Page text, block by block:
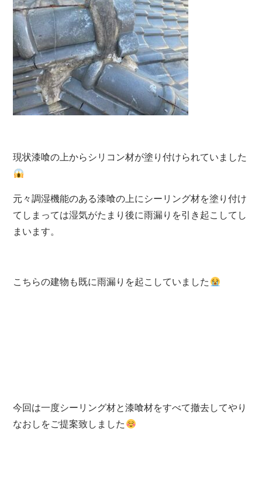
現状漆喰の上からシリコン材が塗り付けられていました
元々調湿機能のある漆喰の上にシーリング材を塗り付け
てしまっては湿気がたまり後に雨漏りを引き起こしてし
まいます。
こちらの建物も既に雨漏りを起こしていました
今回は一度シーリング材と漆喰材をすべて撤去してやり
なおしをご提案致しました